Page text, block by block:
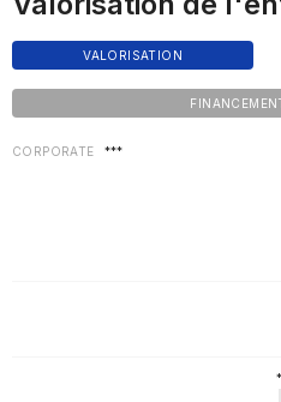
VALORISATION
CORPORATE ***